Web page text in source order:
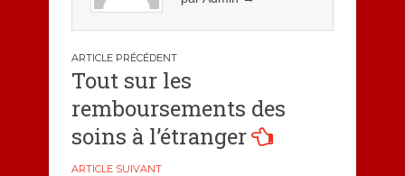
Navigation
de
l’article
Tout sur les
remboursements des
soins à l’étranger